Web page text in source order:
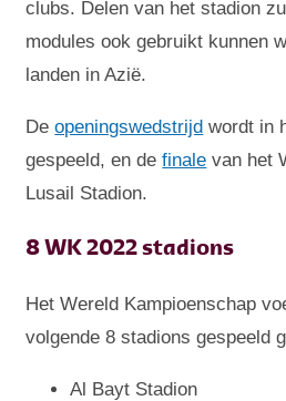
clubs. Delen van het stadion
modules ook gebruikt kunnen
landen in Azië.
Deopeningswedstrijd wordt in
gespeeld, en definale van het
Lusail Stadion.
8 WK 2022 stadions
Het Wereld Kampioenschap
volgende 8 stadions gespeeld
Al Bayt Stadion